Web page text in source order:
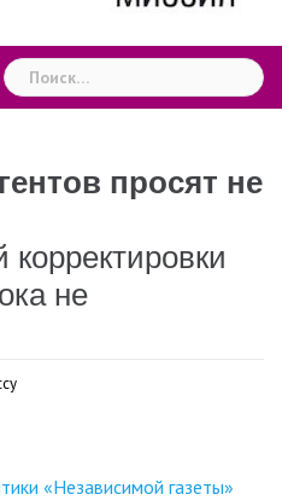
Найти:
просят не
не
«Независимой газеты»